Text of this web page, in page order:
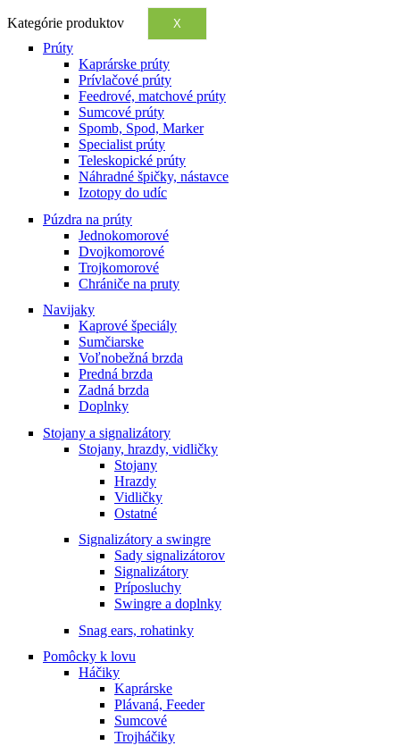
Kategórie produktov X
Prúty
Kaprárske prúty
Prívlačové prúty
Feedrové, matchové prúty
Sumcové prúty
Spomb, Spod, Marker
Specialist prúty
Teleskopické prúty
Náhradné špičky, nástavce
Izotopy do udíc
Púzdra na prúty
Jednokomorové
Dvojkomorové
Trojkomorové
Chrániče na pruty
Navijaky
Kaprové špeciály
Sumčiarske
Voľnobežná brzda
Predná brzda
Zadná brzda
Doplnky
Stojany a signalizátory
Stojany, hrazdy, vidličky
Stojany
Hrazdy
Vidličky
Ostatné
Signalizátory a swingre
Sady signalizátorov
Signalizátory
Príposluchy
Swingre a doplnky
Snag ears, rohatinky
Pomôcky k lovu
Háčiky
Kaprárske
Plávaná, Feeder
Sumcové
Trojháčiky